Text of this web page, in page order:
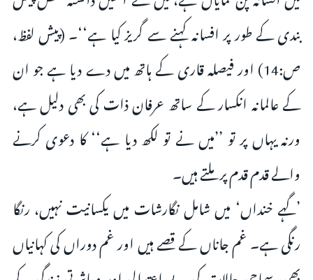
بندی کے طور پر افسانہ کہنے سے گریز کیا ہے‘‘۔ (پیش لفظ،
ص:14) اور فیصلہ قاری کے ہاتھ میں دے دیا ہے جو ان
کے عالمانہ انکسار کے ساتھ عرفان ذات کی بھی دلیل ہے،
ورنہ یہاں پر تو ’’میں نے تو لکھ دیا ہے‘‘ کا دعوی کرنے
والے قدم قدم پر ملتے ہیں۔
’گہے خنداں‘ میں شامل نگارشات میں یکسانیت نہیں، رنگا
رنگی ہے۔ غم جاناں کے قصے ہیں اور غم دوراں کی کہانیاں